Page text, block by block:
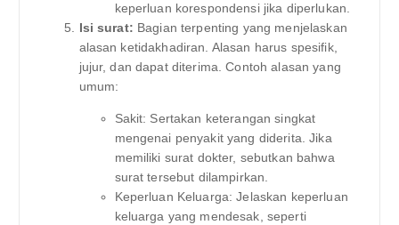
keperluan korespondensi jika diperlukan.
Isi surat: Bagian terpenting yang menjelaskan
alasan ketidakhadiran. Alasan harus spesifik,
jujur, dan dapat diterima. Contoh alasan yang
umum:
Sakit: Sertakan keterangan singkat
mengenai penyakit yang diderita. Jika
memiliki surat dokter, sebutkan bahwa
surat tersebut dilampirkan.
Keperluan Keluarga: Jelaskan keperluan
keluarga yang mendesak, seperti